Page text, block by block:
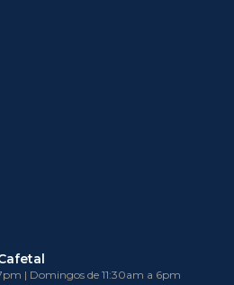
| Domingos de 11:30am a 6pm